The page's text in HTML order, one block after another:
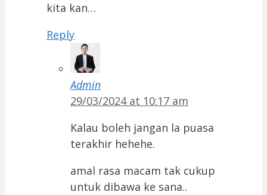
kita kan…
Reply
Admin
29/03/2024 at 10:17 am
Kalau boleh jangan la puasa
terakhir hehehe.
amal rasa macam tak cukup
untuk dibawa ke sana..